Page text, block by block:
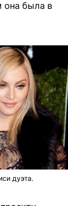
она была в
дуэта.